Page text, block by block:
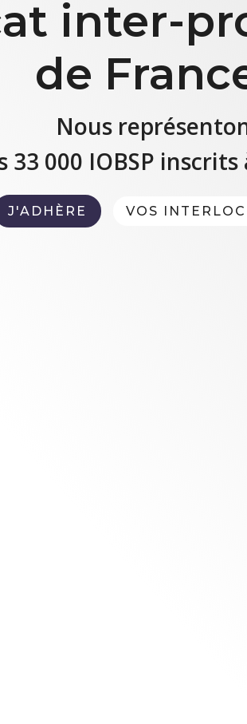
inter-
de
Nous
33 000 IOBSP inscrits
J'ADHÈRE VOS